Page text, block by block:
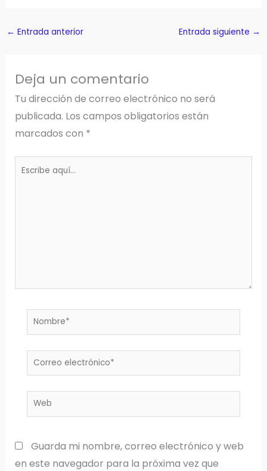
← Entrada anterior Entrada siguiente →
Deja un comentario
Tu dirección de correo electrónico no será
publicada. Los campos obligatorios están
marcados con *
Escribe
Nombre*
Correo
electrónico*
Web
Guarda mi nombre, correo electrónico y web
en este navegador para la próxima vez que